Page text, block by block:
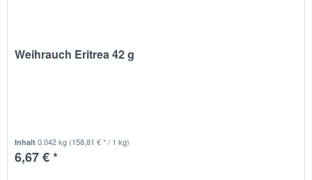
Weihrauch Eritrea 42 g
Inhalt0.042 kg (158,81 € * / 1 kg)
6,67 € *